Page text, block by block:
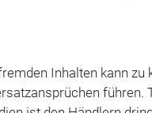
Inhalten kann zu
führen.